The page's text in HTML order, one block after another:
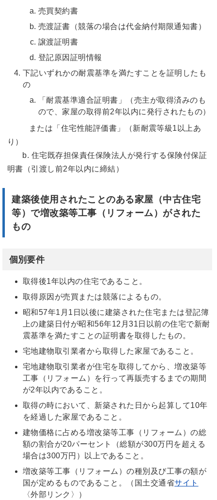
売買契約書
売渡証書（競落の場合は代金納付期限通知書）
譲渡証明書
登記原因証明情報
下記いずれかの耐震基準を満たすことを証明したも
の
「耐震基準適合証明書」（売主が取得済みのも
ので、家屋の取得前2年以内に発行されたもの）
または「住宅性能評価書」（新耐震等級1以上あ
り）
b. 住宅既存担保責任保険法人が発行する保険付保証
明書（引渡し前2年以内に締結）
建築後使用されたことのある家屋（中古住宅
等）で増改築等工事（リフォーム）がされた
もの
個別要件
取得後1年以内の住宅であること。
取得原因が売買または競落によるもの。
昭和57年1月1日以後に建築された住宅または登記簿
上の建築日付が昭和56年12月31日以前の住宅で新耐
震基準を満たすことの証明書を取得したもの。
宅地建物取引業者から取得した家屋であること。
宅地建物取引業者が住宅を取得してから、増改築等
工事（リフォーム）を行って再販売するまでの期間
が2年以内であること。
取得の時において、新築された日から起算して10年
を経過した家屋であること。
建物価格に占める増改築等工事（リフォーム）の総
額の割合が20パーセント（総額が300万円を超える
場合は300万円）以上であること。
増改築等工事（リフォーム）の種別及び工事の額が
国が定めるものであること。（国土交通省サイト
〈外部リンク〉）